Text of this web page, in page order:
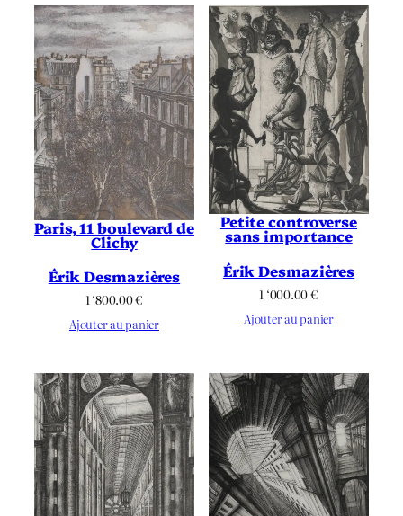
Paris, 11 boulevard de
Clichy
Érik Desmazières
1 ‘800.00€
Ajouter au panier
Petite controverse
sans importance
Érik Desmazières
1 ‘000.00€
Ajouter au panier